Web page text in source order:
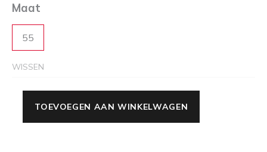
Maat
55
WISSEN
TOEVOEGEN AAN WINKELWAGEN